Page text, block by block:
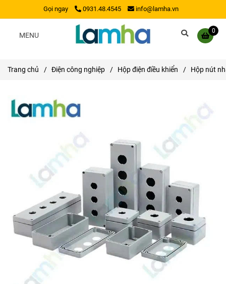
Gọi ngay 0931.48.4545 info@lamha.vn
0
MENU
Trang chủ / Điện công nghiệp / Hộp điện điều khiển / Hộp nút